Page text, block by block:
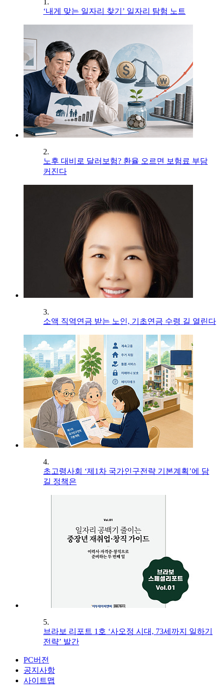
1.
‘내게 맞는 일자리 찾기’ 일자리 탐험 노트
2.
노후 대비로 달러보험? 환율 오르면 보험료 부담
커진다
3.
소액 직역연금 받는 노인, 기초연금 수령 길 열린다
4.
초고령사회 ‘제1차 국가인구전략 기본계획’에 담
길 정책은
5.
브라보 리포트 1호 ‘사오정 시대, 73세까지 일하기
전략’ 발간
PC버전
공지사항
사이트맵